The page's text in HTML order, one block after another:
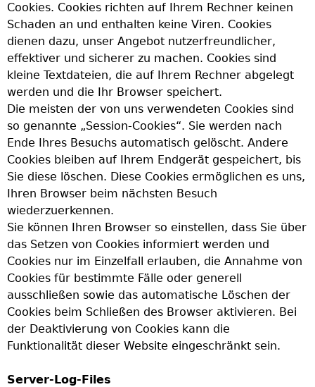
Cookies. Cookies richten auf Ihrem Rechner keinen
Schaden an und enthalten keine Viren. Cookies
dienen dazu, unser Angebot nutzerfreundlicher,
effektiver und sicherer zu machen. Cookies sind
kleine Textdateien, die auf Ihrem Rechner abgelegt
werden und die Ihr Browser speichert.
Die meisten der von uns verwendeten Cookies sind
so genannte „Session-Cookies“. Sie werden nach
Ende Ihres Besuchs automatisch gelöscht. Andere
Cookies bleiben auf Ihrem Endgerät gespeichert, bis
Sie diese löschen. Diese Cookies ermöglichen es uns,
Ihren Browser beim nächsten Besuch
wiederzuerkennen.
Sie können Ihren Browser so einstellen, dass Sie über
das Setzen von Cookies informiert werden und
Cookies nur im Einzelfall erlauben, die Annahme von
Cookies für bestimmte Fälle oder generell
ausschließen sowie das automatische Löschen der
Cookies beim Schließen des Browser aktivieren. Bei
der Deaktivierung von Cookies kann die
Funktionalität dieser Website eingeschränkt sein.
Server-Log-Files